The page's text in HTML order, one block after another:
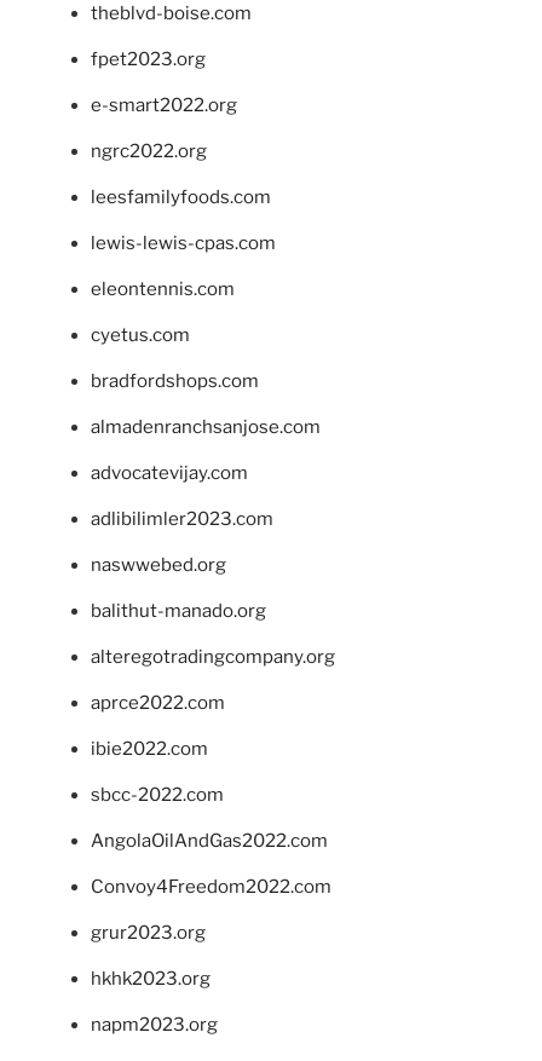
theblvd-boise.com
fpet2023.org
e-smart2022.org
ngrc2022.org
leesfamilyfoods.com
lewis-lewis-cpas.com
eleontennis.com
cyetus.com
bradfordshops.com
almadenranchsanjose.com
advocatevijay.com
adlibilimler2023.com
naswwebed.org
balithut-manado.org
alteregotradingcompany.org
aprce2022.com
ibie2022.com
sbcc-2022.com
AngolaOilAndGas2022.com
Convoy4Freedom2022.com
grur2023.org
hkhk2023.org
napm2023.org